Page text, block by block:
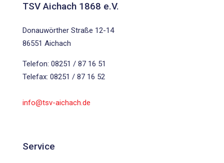
TSV Aichach 1868 e.V.
Donauwörther Straße 12-14
86551 Aichach
Telefon: 08251 / 87 16 51
Telefax: 08251 / 87 16 52
info@tsv-aichach.de
Service